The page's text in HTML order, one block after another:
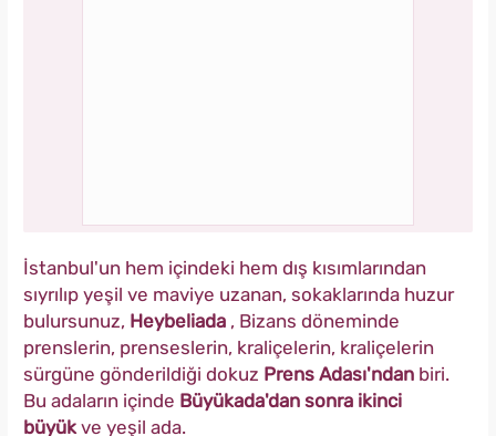
İstanbul'un hem içindeki hem dış kısımlarından
sıyrılıp yeşil ve maviye uzanan, sokaklarında huzur
bulursunuz, Heybeliada , Bizans döneminde
prenslerin, prenseslerin, kraliçelerin, kraliçelerin
sürgüne gönderildiği dokuz Prens Adası'ndan biri.
Bu adaların içinde Büyükada'dan sonra ikinci
büyükve yeşil ada.